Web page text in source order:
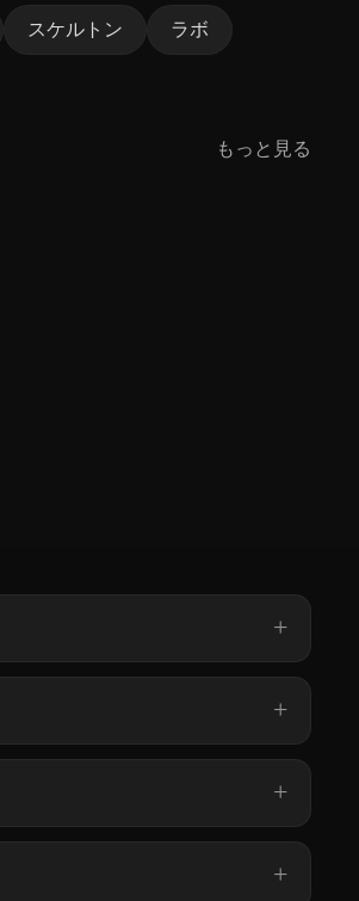
スケルトン ラボ
もっと見る